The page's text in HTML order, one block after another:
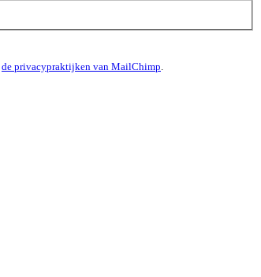
de privacypraktijken van MailChimp.